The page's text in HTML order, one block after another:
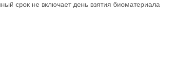
срок не включает день взятия биоматериала